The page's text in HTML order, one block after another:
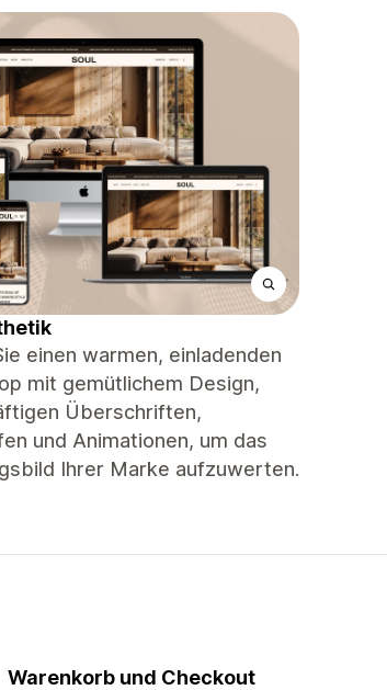
einen warmen, einladenden
mit gemütlichem Design,
Überschriften,
und Animationen, um das
Ihrer Marke aufzuwerten.
Warenkorb und Checkout